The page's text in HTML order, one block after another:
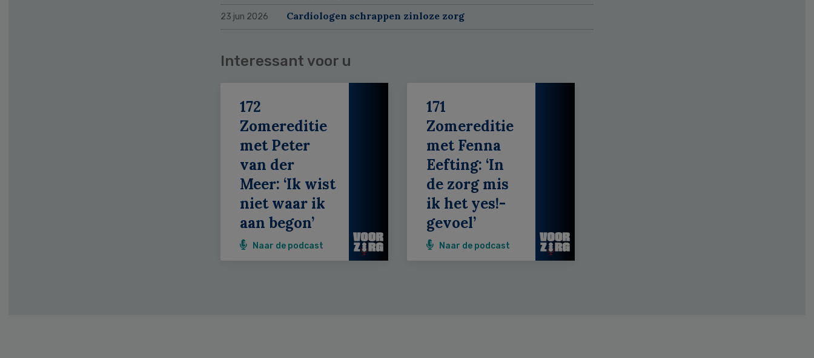
23 jun 2026 Cardiologen schrappen zinloze zorg
Interessant voor u
172
Zomereditie
met Peter
van der
Meer: ‘Ik wist
niet waar ik
aan begon’
Naar de podcast
171
Zomereditie
met Fenna
Eefting: ‘In
de zorg mis
ik het yes!-
gevoel’
Naar de podcast